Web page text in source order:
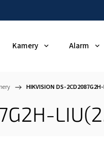
Kamery Alarm
/ HIKVISION DS-